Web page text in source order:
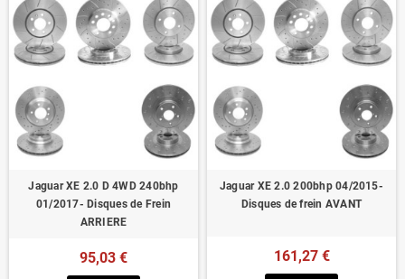
Jaguar XE 2.0 D 4WD 240bhp
01/2017- Disques de Frein
ARRIERE
95,03 €
Jaguar XE 2.0 200bhp 04/2015-
Disques de frein AVANT
161,27 €